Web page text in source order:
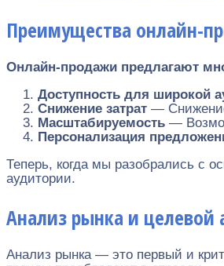
Преимущества онлайн-
Онлайн-продажи предлагают
Доступность для широкой
Снижение затрат —
Масштабируемость —
Персонализация
Теперь, когда мы разобрались с
аудитории.
Анализ рынка и целевой
Анализ рынка — это первый и